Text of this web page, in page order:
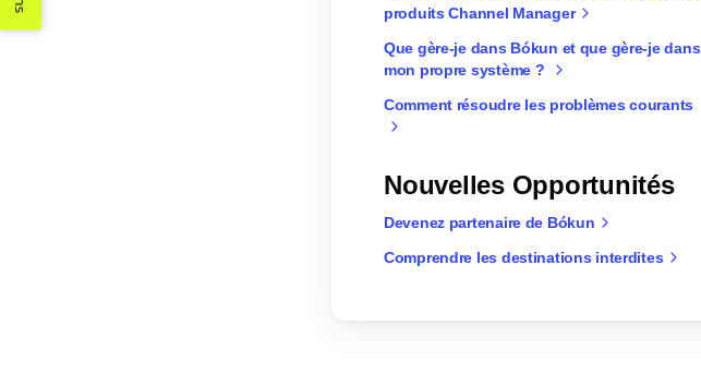
produits Channel Manager
Que gère-je dans Bókun et que gère-je dans
mon propre système ?
Comment résoudre les problèmes courants
Nouvelles Opportunités
Devenez partenaire de Bókun
Comprendre les destinations interdites